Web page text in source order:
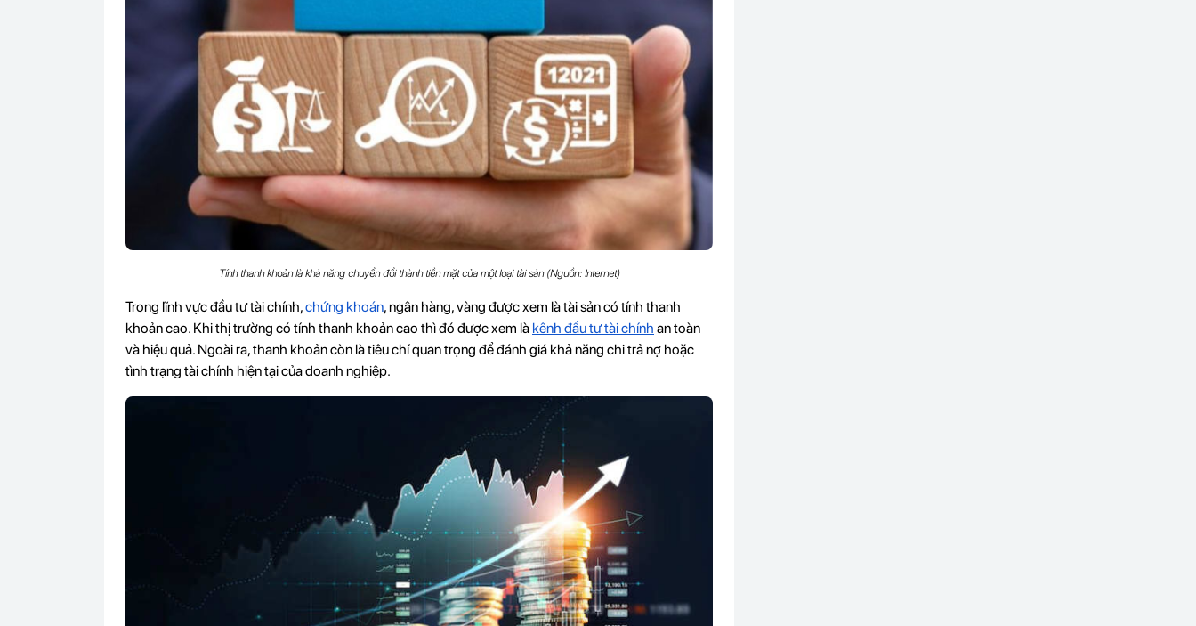
Tính thanh khoản là khả năng chuyển đổi thành tiền mặt của một loại tàisản (Nguồn: Internet)
Trong lĩnh vực đầu tư tài chính,chứng khoán, ngân hàng, vàng được xem là tài sản có tính thanh
khoản cao. Khi thị trường có tính thanh khoản cao thì đó được xem là kênh đầu tư tài chính an toàn
và hiệu quả. Ngoài ra, thanh khoản còn là tiêu chí quan trọng để đánh giá khả năng chi trả nợ hoặc
tình trạng tài chính hiện tại của doanh nghiệp.